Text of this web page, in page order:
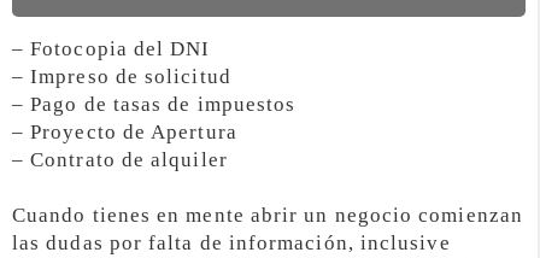
– Fotocopia del DNI
– Impreso de solicitud
– Pago de tasas de impuestos
– Proyecto de Apertura
– Contrato de alquiler
Cuando tienes en mente abrir un negocio comienzan
las dudas por falta de información, inclusive